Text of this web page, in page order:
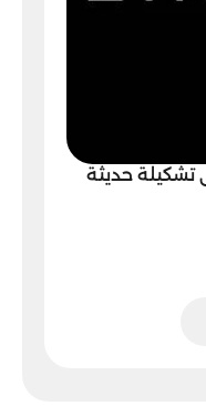
20% على تشكيلة حديثة